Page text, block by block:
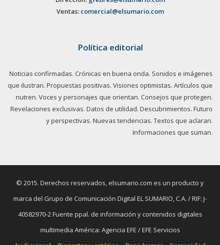
Ventas: comercial@elsumario.com
Política editorial
Noticias confirmadas. Crónicas en buena onda. Sonidos e imágenes
que ilustran. Propuestas positivas. Visiones optimistas. Artículos que
nutren. Voces y personajes que orientan. Consejos que protegen.
Revelaciones exclusivas. Datos de utilidad. Descubrimientos. Futuro
y perspectivas. Nuevas tendencias. Textos que aclaran.
Informaciones que suman.
© 2015. Derechos reservados, elsumario.com es un producto y
marca del Grupo de Comunicación Digital EL SUMARIO, C.A. / RIF: J-
40582970-2 Fuente ppal. de información y contenidos digitales
multimedia América: Agencia EFE / EFE Servicios